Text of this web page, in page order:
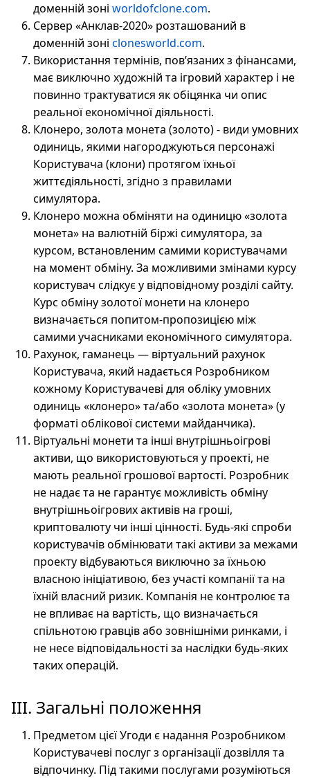
доменній зоні worldofclone.com.
Сервер «Анклав-2020» розташований в
доменній зоні clonesworld.com.
Використання термінів, пов’язаних з фінансами,
має виключно художній та ігровий характер і не
повинно трактуватися як обіцянка чи опис
реальної економічної діяльності.
Клонеро, золота монета (золото) - види умовних
одиниць, якими нагороджуються персонажі
Користувача (клони) протягом їхньої
життєдіяльності, згідно з правилами
симулятора.
Клонеро можна обміняти на одиницю «золота
монета» на валютній біржі симулятора, за
курсом, встановленим самими користувачами
на момент обміну. За можливими змінами курсу
користувач слідкує у відповідному розділі сайту.
Курс обміну золотої монети на клонеро
визначається попитом-пропозицією між
самими учасниками економічного симулятора.
Рахунок, гаманець — віртуальний рахунок
Користувача, який надається Розробником
кожному Користувачеві для обліку умовних
одиниць «клонеро» та/або «золота монета» (у
форматі облікової системи майданчика).
Віртуальні монети та інші внутрішньоігрові
активи, що використовуються у проекті, не
мають реальної грошової вартості. Розробник
не надає та не гарантує можливість обміну
внутрішньоігрових активів на гроші,
криптовалюту чи інші цінності. Будь-які спроби
користувачів обмінювати такі активи за межами
проекту відбуваються виключно за їхньою
власною ініціативою, без участі компанії та на
їхній власний ризик. Компанія не контролює та
не впливає на вартість, що визначається
спільнотою гравців або зовнішніми ринками, і
не несе відповідальності за наслідки будь-яких
таких операцій.
ІІІ. Загальні положення
Предметом цієї Угоди є надання Розробником
Користувачеві послуг з організації дозвілля та
відпочинку. Під такими послугами розуміються